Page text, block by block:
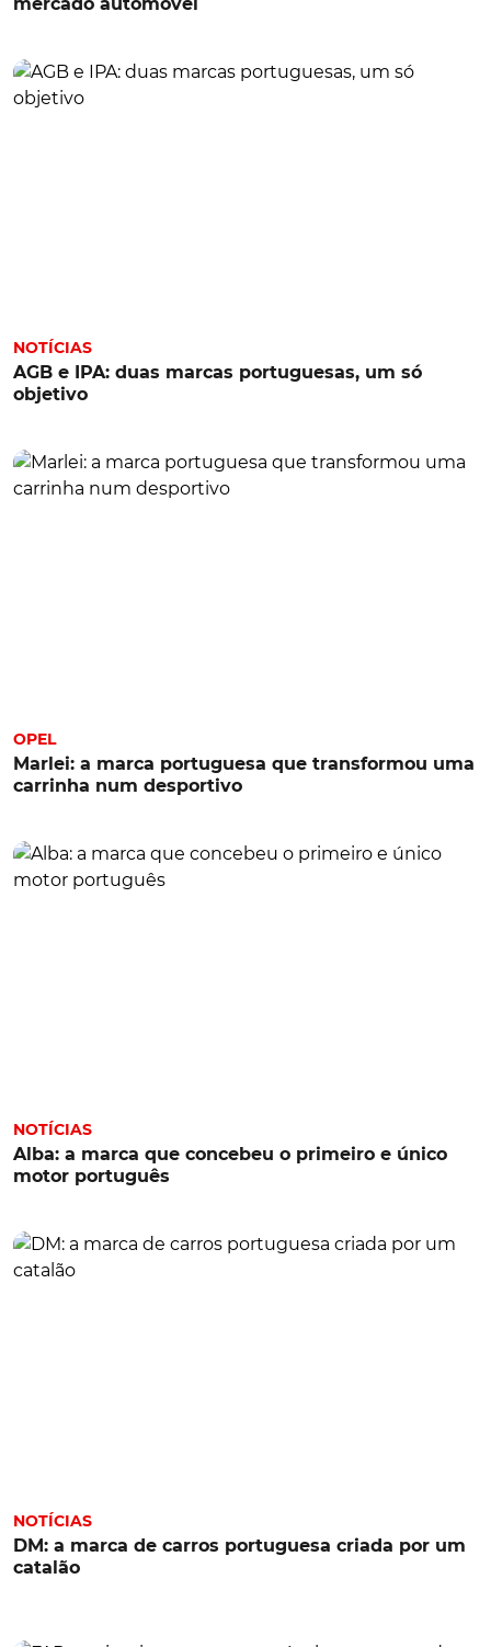
NOTÍCIAS
AGB e IPA: duas marcas portuguesas, um só
objetivo
OPEL
Marlei: a marca portuguesa que transformou uma
carrinha num desportivo
NOTÍCIAS
Alba: a marca que concebeu o primeiro e único
motor português
NOTÍCIAS
DM: a marca de carros portuguesa criada por um
catalão